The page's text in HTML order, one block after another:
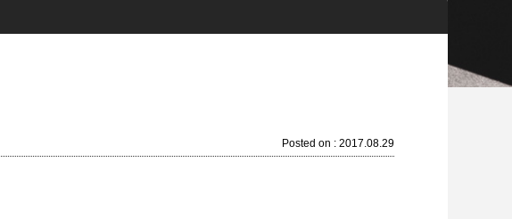
Posted on : 2017.08.29